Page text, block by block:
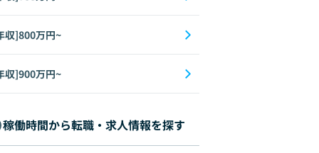
収]800万円~
収]900万円~
稼働時間から転職・求人情報を探す